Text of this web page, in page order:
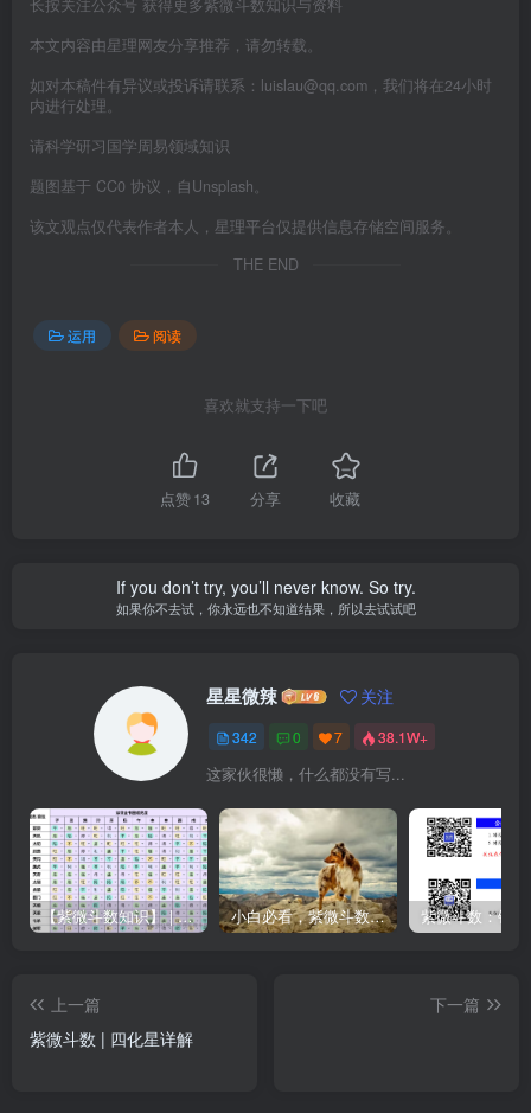
长按关注公众号 获得更多紫微斗数知识与资料
本文内容由星理网友分享推荐，请勿转载。
如对本稿件有异议或投诉请联系：luislau@qq.com，我们将在24小时
内进行处理。
请科学研习国学周易领域知识
题图基于 CC0 协议，自Unsplash。
该文观点仅代表作者本人，星理平台仅提供信息存储空间服务。
THE END
运用 阅读
喜欢就支持一下吧
点赞13 分享 收藏
If you don’t try, you’ll never know. So try.
如果你不去试，你永远也不知道结果，所以去试试吧
星星微辣 关注
342 0 7 38.1W+
这家伙很懒，什么都没有写...
【紫微斗数知识】 | “庙旺得利平不陷”的含义 小白必看，紫微斗数入门书籍推荐！
上一篇
紫微斗数 | 四化星详解
下一篇